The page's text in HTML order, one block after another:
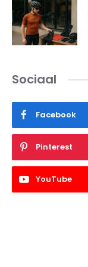
Sociaal
Facebook
Pinterest
YouTube